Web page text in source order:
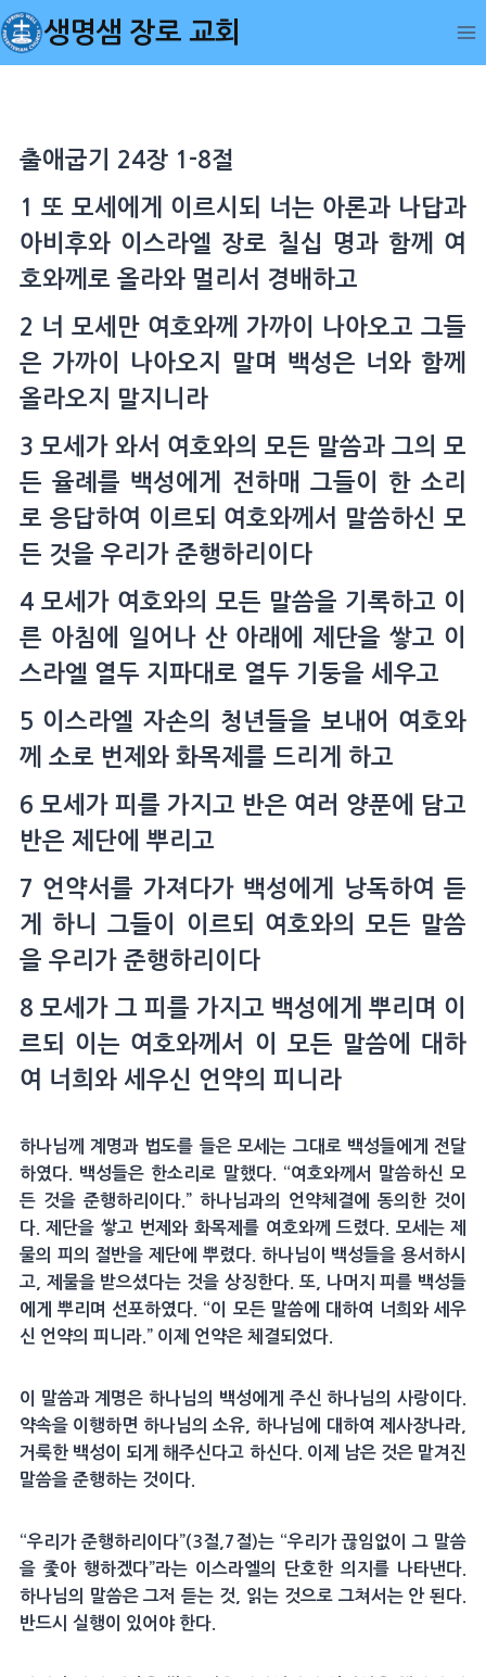
Skip
to
content
생명샘 장로 교회
출애굽기 24장 1-8절
1 또 모세에게 이르시되 너는 아론과 나답과
아비후와 이스라엘 장로 칠십 명과 함께 여
호와께로 올라와 멀리서 경배하고
2 너 모세만 여호와께 가까이 나아오고 그들
은 가까이 나아오지 말며 백성은 너와 함께
올라오지 말지니라
3 모세가 와서 여호와의 모든 말씀과 그의 모
든 율례를 백성에게 전하매 그들이 한 소리
로 응답하여 이르되 여호와께서 말씀하신 모
든 것을 우리가 준행하리이다
4 모세가 여호와의 모든 말씀을 기록하고 이
른 아침에 일어나 산 아래에 제단을 쌓고 이
스라엘 열두 지파대로 열두 기둥을 세우고
5 이스라엘 자손의 청년들을 보내어 여호와
께 소로 번제와 화목제를 드리게 하고
6 모세가 피를 가지고 반은 여러 양푼에 담고
반은 제단에 뿌리고
7 언약서를 가져다가 백성에게 낭독하여 듣
게 하니 그들이 이르되 여호와의 모든 말씀
을 우리가 준행하리이다
8 모세가 그 피를 가지고 백성에게 뿌리며 이
르되 이는 여호와께서 이 모든 말씀에 대하
여 너희와 세우신 언약의 피니라
하나님께 계명과 법도를 들은 모세는 그대로 백성들에게 전달
하였다. 백성들은 한소리로 말했다. “여호와께서 말씀하신 모
든 것을 준행하리이다.” 하나님과의 언약체결에 동의한 것이
다. 제단을 쌓고 번제와 화목제를 여호와께 드렸다. 모세는 제
물의 피의 절반을 제단에 뿌렸다. 하나님이 백성들을 용서하시
고, 제물을 받으셨다는 것을 상징한다. 또, 나머지 피를 백성들
에게 뿌리며 선포하였다. “이 모든 말씀에 대하여 너희와 세우
신 언약의 피니라.” 이제 언약은 체결되었다.
이 말씀과 계명은 하나님의 백성에게 주신 하나님의 사랑이다.
약속을 이행하면 하나님의 소유, 하나님에 대하여 제사장나라,
거룩한 백성이 되게 해주신다고 하신다. 이제 남은 것은 맡겨진
말씀을 준행하는 것이다.
“우리가 준행하리이다”(3절,7절)는 “우리가 끊임없이 그 말씀
을 좇아 행하겠다”라는 이스라엘의 단호한 의지를 나타낸다.
하나님의 말씀은 그저 듣는 것, 읽는 것으로 그쳐서는 안 된다.
반드시 실행이 있어야 한다.